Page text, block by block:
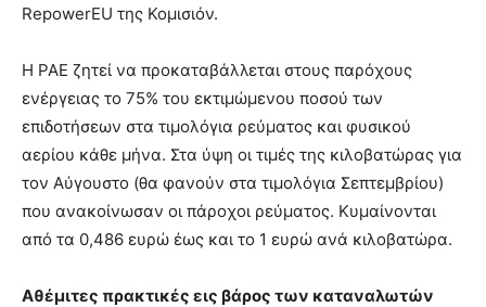
RepowerEU της Κομισιόν.
Η ΡΑΕ ζητεί να προκαταβάλλεται στους παρόχους
ενέργειας το 75% του εκτιμώμενου ποσού των
επιδοτήσεων στα τιμολόγια ρεύματος και φυσικού
αερίου κάθε μήνα. Στα ύψη οι τιμές της κιλοβατώρας για
τον Αύγουστο (θα φανούν στα τιμολόγια Σεπτεμβρίου)
που ανακοίνωσαν οι πάροχοι ρεύματος. Κυμαίνονται
από τα 0,486 ευρώ έως και το 1 ευρώ ανά κιλοβατώρα.
Αθέμιτες πρακτικές εις βάρος των καταναλωτών